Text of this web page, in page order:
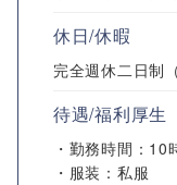
休日/休暇
完全週休二日制
待遇/福利厚生
・勤務時間：
・服装：私服